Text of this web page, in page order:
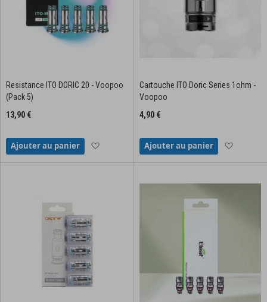
Resistance ITO DORIC 20 - Voopoo
(Pack 5)
13,90 €
Ajouter au panier Ajouter à la liste d'achats
Cartouche ITO Doric Series 1ohm -
Voopoo
4,90 €
Ajouter au panier